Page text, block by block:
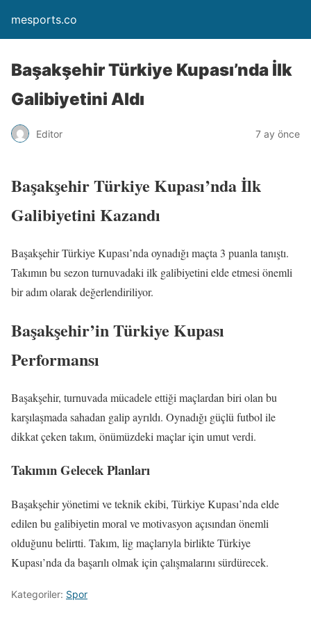
mesports.co
Başakşehir Türkiye Kupası’nda İlk
Galibiyetini Aldı
Editor 7 ay önce
Başakşehir Türkiye Kupası’nda İlk
Galibiyetini Kazandı
Başakşehir Türkiye Kupası’nda oynadığı maçta 3 puanla tanıştı.
Takımın bu sezon turnuvadaki ilk galibiyetini elde etmesi önemli
bir adım olarak değerlendiriliyor.
Başakşehir’in Türkiye Kupası
Performansı
Başakşehir, turnuvada mücadele ettiği maçlardan biri olan bu
karşılaşmada sahadan galip ayrıldı. Oynadığı güçlü futbol ile
dikkat çeken takım, önümüzdeki maçlar için umut verdi.
Takımın Gelecek Planları
Başakşehir yönetimi ve teknik ekibi, Türkiye Kupası’nda elde
edilen bu galibiyetin moral ve motivasyon açısından önemli
olduğunu belirtti. Takım, lig maçlarıyla birlikte Türkiye
Kupası’nda da başarılı olmak için çalışmalarını sürdürecek.
Kategoriler: Spor